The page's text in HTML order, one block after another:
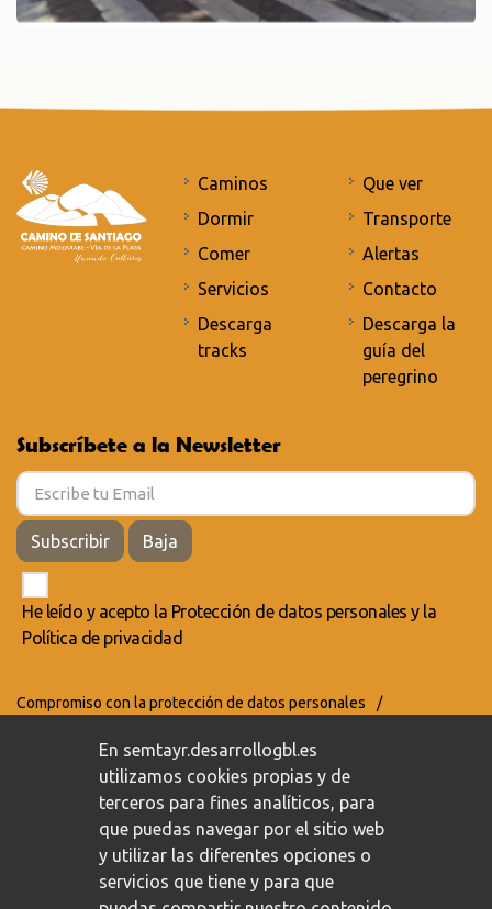
Caminos
Dormir
Comer
Servicios
Descarga
tracks
Que ver
Transporte
Alertas
Contacto
Descarga la
guía del
peregrino
Subscríbete a la Newsletter
Subscribir Baja
He leído y acepto la Protección de datos personales y la
Política de privacidad
Compromiso con la protección de datos personales
/
En semtayr.desarrollogbl.es
utilizamos cookies propias y de
terceros para fines analíticos, para
que puedas navegar por el sitio web
y utilizar las diferentes opciones o
servicios que tiene y para que